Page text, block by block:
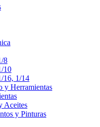
8
10
16, 1/14
y Herramientas
Aceites
y Pinturas